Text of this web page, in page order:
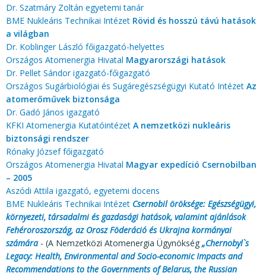
Dr. Szatmáry Zoltán egyetemi tanár
BME Nukleáris Technikai Intézet Rövid és hosszú távú hatások
a világban
Dr. Koblinger László főigazgató-helyettes
Országos Atomenergia Hivatal Magyarországi hatások
Dr. Pellet Sándor igazgató-főigazgató
Országos Sugárbiológiai és Sugáregészségügyi Kutató Intézet Az
atomerőművek biztonsága
Dr. Gadó János igazgató
KFKI Atomenergia Kutatóintézet A nemzetközi nukleáris
biztonsági rendszer
Rónaky József főigazgató
Országos Atomenergia Hivatal Magyar expedíció Csernobilban
– 2005
Aszódi Attila igazgató, egyetemi docens
BME Nukleáris Technikai Intézet Csernobil öröksége: Egészségügyi,
környezeti, társadalmi és gazdasági hatások, valamint ajánlások
Fehéroroszország, az Orosz Föderáció és Ukrajna kormányai
számára - (A Nemzetközi Atomenergia Ügynökség „Chernobyl`s
Legacy: Health, Environmental and Socio-economic Impacts and
Recommendations to the Governments of Belarus, the Russian